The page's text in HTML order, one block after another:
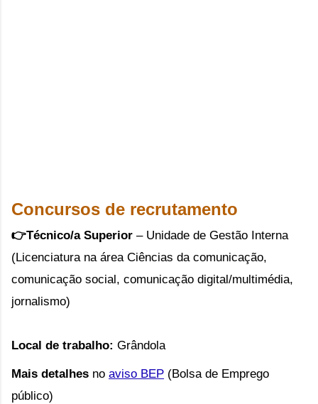
Concursos de recrutamento
👉Técnico/a Superior – Unidade de Gestão Interna
(Licenciatura na área Ciências da comunicação,
comunicação social, comunicação digital/multimédia,
jornalismo)
Local de trabalho: Grândola
Mais detalhes no aviso BEP (Bolsa de Emprego
público)